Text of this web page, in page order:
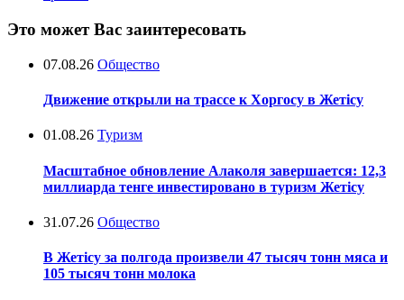
Это может Вас заинтересовать
07.08.26 Общество
Движение открыли на трассе к Хоргосу в Жетісу
01.08.26 Туризм
Масштабное обновление Алаколя завершается: 12,3
миллиарда тенге инвестировано в туризм Жетісу
31.07.26 Общество
В Жетісу за полгода произвели 47 тысяч тонн мяса и
105 тысяч тонн молока